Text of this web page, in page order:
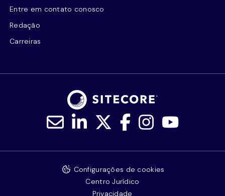
Entre em contato conosco
Redação
Carreiras
Configurações de cookies
Centro Jurídico
Privacidade